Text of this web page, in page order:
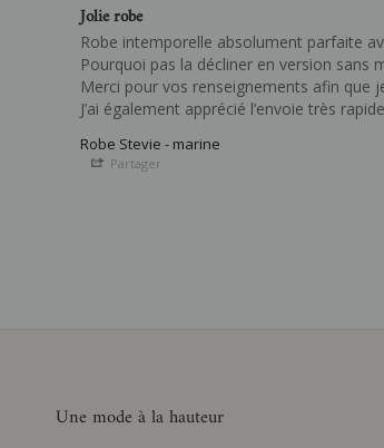
Jolie robe
Robe intemporelle absolument parfaite
Pourquoi pas la décliner en version sans
Merci pour vos renseignements afin que
J’ai également apprécié l’envoie très rapide
Robe Stevie - marine
Partager
Une mode à la hauteur